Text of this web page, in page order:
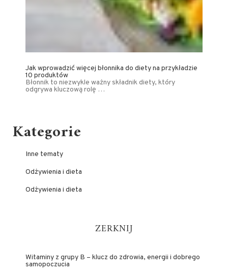
Jak wprowadzić więcej błonnika do diety na przykładzie
10 produktów
Błonnik to niezwykle ważny składnik diety, który
odgrywa kluczową rolę …
Kategorie
Inne tematy
Odżywienia i dieta
Odżywienia i dieta
ZERKNIJ
Witaminy z grupy B – klucz do zdrowia, energii i dobrego
samopoczucia